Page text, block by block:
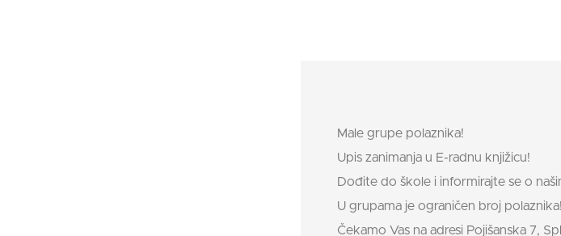
Male grupe polaznika!
Upis zanimanja u E-radnu knjižicu!
Dođite do škole i informirajte se o
U grupama je ograničen broj polaznika!
Čekamo Vas na adresi Pojišanska 7,